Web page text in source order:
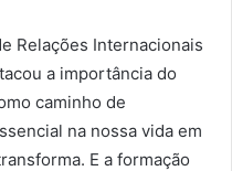
Relações Internacionais
a importância do
caminho de
na nossa vida em
E a formação